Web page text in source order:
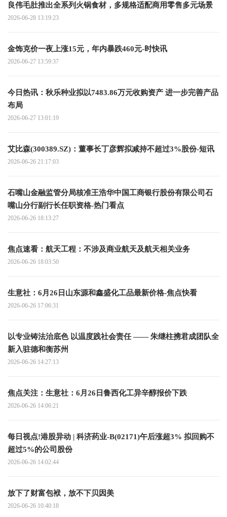
良伟毛肚推出全系列火锅食材，多规格适配商用零售多元场景
2026-06-28 13:19:23
金饰克价一夜上涨15元，年内暴跌460元-时快讯
2026-06-27 13:59:37
今日热讯：秋乐种业拟以7483.86万元收购资产 进一步完善产品
布局
2026-06-27 13:01:19
艾比森(300389.SZ)：董事长丁彦辉拟减持不超过3%股份-短讯
2026-06-26 21:17:03
石嘴山金融监管分局核准王浩华中国工商银行股份有限公司石
嘴山分行副行长任职资格-热门看点
2026-06-26 18:13:27
焦点速看：航天工程：不涉及商业航天及航天相关业务
2026-06-26 18:03:50
生意社：6月26日山东源和鑫盛化工品最新价格-焦点快看
2026-06-26 17:06:31
以专业铸法治底色 以温度践社会责任 —— 朱继柱携君成团队全
新入驻德和衡苏州
2026-06-26 14:27:13
焦点关注：生意社：6月26日鲁西化工异辛醇报价下跌
2026-06-26 14:06:21
每日视点!港股异动 | 科济药业-B(02171)午后涨超3% 拟回购不
超过5%的公司股份
2026-06-26 14:02:44
放下了财富包袱，放不下贝因美
2026-06-26 10:40:18